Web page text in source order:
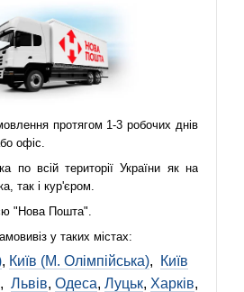
протягом 1-3 робочих днів
офіс.
по всій території України як на
так і кур'єром.
"Нова Пошта".
у таких містах:
, Київ (М. Олімпійська),
Київ
, Львів, Одеса, Луцьк, Харків,